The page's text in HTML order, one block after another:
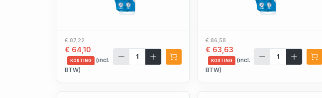
€ 87,22
€ 64,10
KORTING
(incl.
BTW)
€ 86,58
€ 63,63
KORTING
(incl.
BTW)